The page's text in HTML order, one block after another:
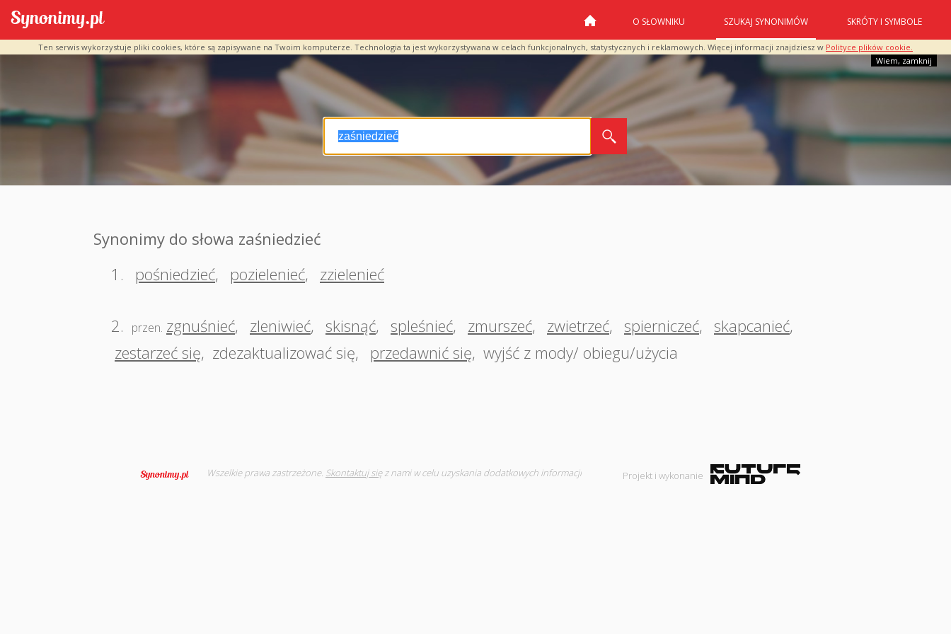
Ten serwis wykorzystuje pliki cookies, które są zapisywane na Twoim komputerze. Technologia ta jest wykorzystywana w celach funkcjonalnych, statystycznych i reklamowych. Więcej informacji znajdziesz w Polityce plików cookie.
Wiem, zamknij
O SŁOWNIKU SZUKAJ SYNONIMÓW SKRÓTY I SYMBOLE
Synonimy do słowa zaśniedzieć
1.
pośniedzieć, pozielenieć, zzielenieć
2. przen. zgnuśnieć, zleniwieć, skisnąć, spleśnieć, zmurszeć, zwietrzeć, spierniczeć, skapcanieć,
zestarzeć się, zdezaktualizować się, przedawnić się, wyjść z mody/ obiegu/użycia
Wszelkie prawa zastrzeżone. Skontaktuj sięz nami w celu uzyskania dodatkowych informacji Projekt i wykonanie